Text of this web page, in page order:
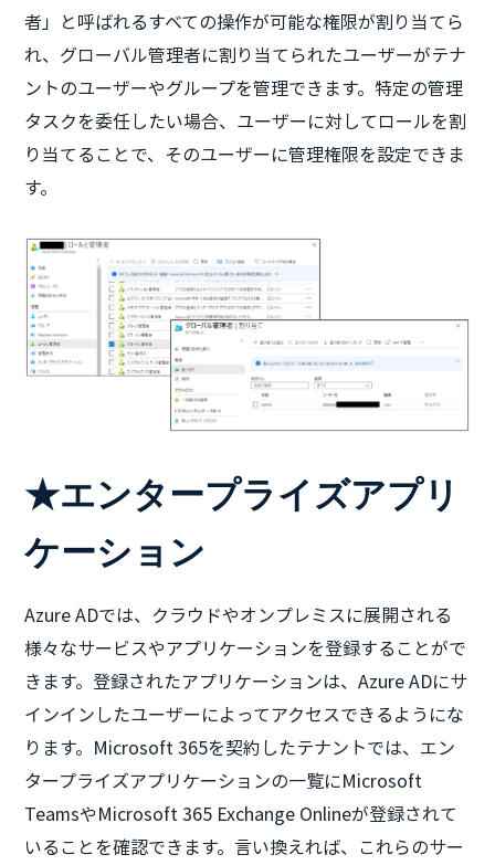
者」と呼ばれるすべての操作が可能な権限が割り当てら
れ、グローバル管理者に割り当てられたユーザーがテナ
ントのユーザーやグループを管理できます。特定の管理
タスクを委任したい場合、ユーザーに対してロールを割
り当てることで、そのユーザーに管理権限を設定できま
す。
★エンタープライズアプリ
ケーション
Azure ADでは、クラウドやオンプレミスに展開される
様々なサービスやアプリケーションを登録することがで
きます。登録されたアプリケーションは、Azure ADにサ
インインしたユーザーによってアクセスできるようにな
ります。Microsoft 365を契約したテナントでは、エン
タープライズアプリケーションの一覧にMicrosoft
TeamsやMicrosoft 365 Exchange Onlineが登録されて
いることを確認できます。言い換えれば、これらのサー